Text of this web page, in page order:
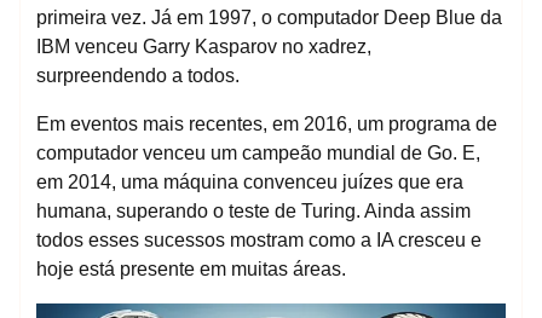
primeira vez. Já em 1997, o computador Deep Blue da
IBM venceu Garry Kasparov no xadrez,
surpreendendo a todos.
Em eventos mais recentes, em 2016, um programa de
computador venceu um campeão mundial de Go. E,
em 2014, uma máquina convenceu juízes que era
humana, superando o teste de Turing. Ainda assim
todos esses sucessos mostram como a IA cresceu e
hoje está presente em muitas áreas.